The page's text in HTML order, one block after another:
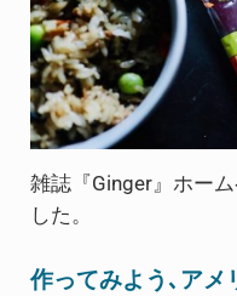
雑誌『Ginger』ホー
した。
作ってみよう､アメ